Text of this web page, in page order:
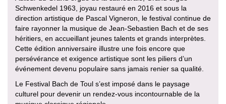
Schwenkedel 1963, joyau restauré en 2016 et sous la
direction artistique de Pascal Vigneron, le festival continue de
faire rayonner la musique de Jean-Sebastien Bach et de ses
héritiers, en accueillant jeunes talents et grands interprètes.
Cette édition anniversaire illustre une fois encore que
persévérance et exigence artistique sont les piliers d’un
événement devenu populaire sans jamais renier sa qualité.
Le Festival Bach de Toul s’est imposé dans le paysage
culturel pour devenir un rendez-vous incontournable de la